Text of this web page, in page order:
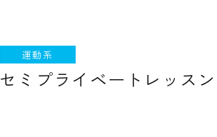
運動系
セミプライベートレッス